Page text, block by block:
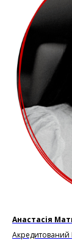
Анастасія
Акредитований